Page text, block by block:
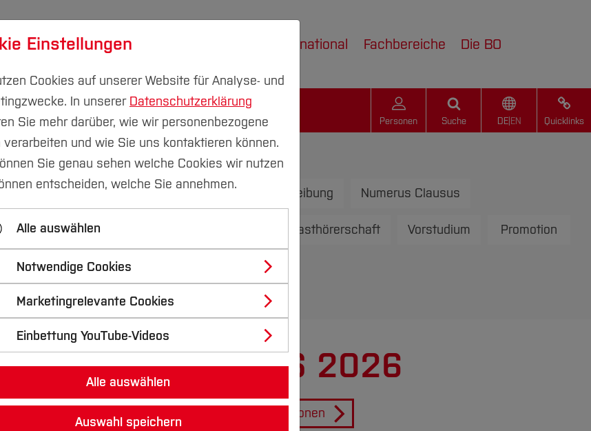
Forschung & Transfer International Fachbereiche Die BO
Personen Suche DE| EN Quicklinks
Übersicht Studiengänge
Bewerbungsportal Unterlagen zur Einschreibung Numerus Clausus
Hochschul-& Studiengangwechsel Zweit-/Gasthörerschaft Vorstudium Promotion
DoSV Team & Sprechzeiten
CVH WS 2026
Weitere Informationen Ansprechpersonen
Einstellungen
Cookies auf unserer Website für Analyse- und
In unserer Datenschutzerklärung
Sie mehr darüber, wie wir personenbezogene
verarbeiten und wie Sie uns kontaktieren können.
Sie genau sehen welche Cookies wir nutzen
entscheiden, welche Sie annehmen.
Alle auswählen
Notwendige Cookies
Marketingrelevante Cookies
Einbettung YouTube-Videos
Alle auswählen
Auswahl speichern